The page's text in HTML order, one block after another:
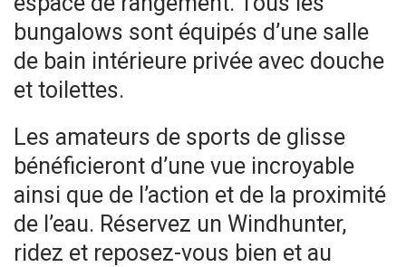
bungalows sont équipés d’une salle
de bain intérieure privée avec douche
et toilettes.
Les amateurs de sports de glisse
bénéficieront d’une vue incroyable
ainsi que de l’action et de la proximité
de l’eau. Réservez un Windhunter,
ridez et reposez-vous bien et au